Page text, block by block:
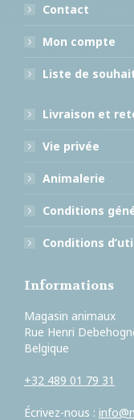
Contact
Mon compte
Liste de
Livraison et
Vie privée
Animalerie
Conditions
Conditions
Informations
Magasin animaux
Rue Henri
Belgique
+32 489 01 79 31
Écrivez-nous :